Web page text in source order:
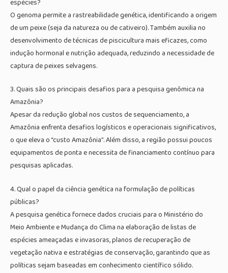
espécies?
O genoma permite a rastreabilidade genética, identificando a origem
de um peixe (seja da natureza ou de cativeiro). Também auxilia no
desenvolvimento de técnicas de piscicultura mais eficazes, como
indução hormonal e nutrição adequada, reduzindo a necessidade de
captura de peixes selvagens.
3. Quais são os principais desafios para a pesquisa genômica na
Amazônia?
Apesar da redução global nos custos de sequenciamento, a
Amazônia enfrenta desafios logísticos e operacionais significativos,
o que eleva o “custo Amazônia”. Além disso, a região possui poucos
equipamentos de ponta e necessita de financiamento contínuo para
pesquisas aplicadas.
4. Qual o papel da ciência genética na formulação de políticas
públicas?
A pesquisa genética fornece dados cruciais para o Ministério do
Meio Ambiente e Mudança do Clima na elaboração de listas de
espécies ameaçadas e invasoras, planos de recuperação de
vegetação nativa e estratégias de conservação, garantindo que as
políticas sejam baseadas em conhecimento científico sólido.